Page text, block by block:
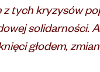
tych kryzysów
solidarności.
głodem,